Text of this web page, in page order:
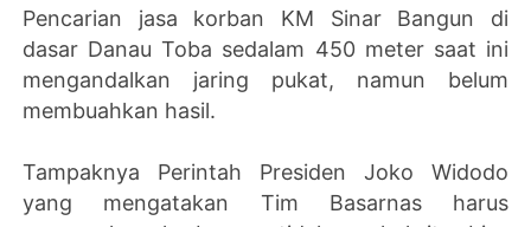
Pencarian jasa korban KM Sinar Bangun di
dasar Danau Toba sedalam 450 meter saat ini
mengandalkan jaring pukat, namun belum
membuahkan hasil.
Tampaknya Perintah Presiden Joko Widodo
yang mengatakan Tim Basarnas harus